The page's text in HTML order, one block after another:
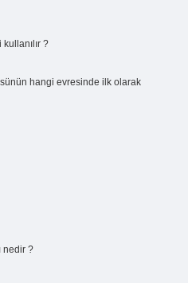
?
hangi evresinde ilk olarak
nedir ?